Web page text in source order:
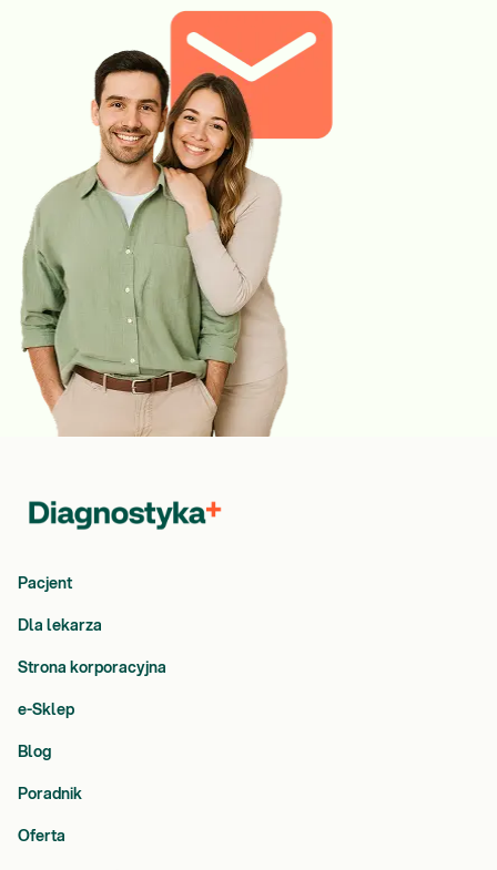
Pacjent
Dla lekarza
Strona korporacyjna
e-Sklep
Blog
Poradnik
Oferta